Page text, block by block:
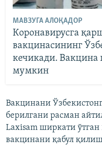
МАВЗУГА АЛОҚАДОР
Коронавирусга
вакцинасининг
кечикади.
мумкин
Вакцинани
берилгани расман
Laxisam ширкати
вакцинани қабул